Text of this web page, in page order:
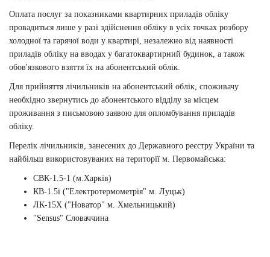
Оплата послуг за показниками квартирних приладів обліку
провадиться лише у разі здійснення обліку в усіх точках розбору
холодної та гарячої води у квартирі, незалежно від наявності
приладів обліку на вводах у багатоквартирний будинок, а також
обов'язкового взяття їх на абонентський облік.
Для прийняття лічильників на абонентський облік, споживачу
необхідно звернутись до абонентського відділу за місцем
проживання з письмовою заявою для опломбування приладів
обліку.
Перелік лічильників, занесених до Державного реєстру України та
найбільш використовуваних на території м. Первомайська:
СВК-1.5-1 (м.Харків)
КВ-1.5і ("Електротермометрія" м. Луцьк)
ЛК-15Х ("Новатор" м. Хмельницький)
"Sensus" Словаччина